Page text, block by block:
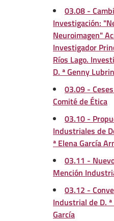
03.08 -
Investigación:
Neuroimagen"
Investigador
Ríos Lago.
D. ª Genny
03.09 -
Comité de Ética
03.10 -
Industriales de
ª Elena García
03.11 -
Mención
03.12 -
Industrial de D.
García